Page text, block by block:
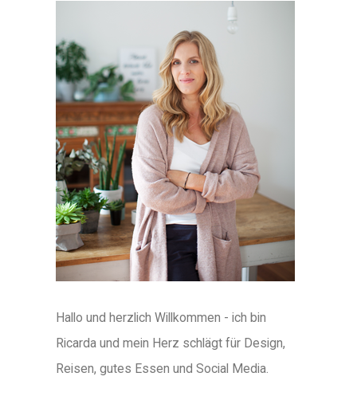
Hallo und herzlich Willkommen - ich bin
Ricarda und mein Herz schlägt für Design,
Reisen, gutes Essen und Social Media.